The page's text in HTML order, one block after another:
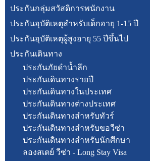
ประกันกลุ่มสวัสดิการพนักงาน
ประกันอุบัติเหตุสำหรับเด็กอายุ 1-15 ปี
ประกันอุบัติเหตุผู้สูงอายุ 55 ปีขึ้นไป
ประกันเดินทาง
ประกันภัยดำน้ำลึก
ประกันเดินทางรายปี
ประกันเดินทางในประเทศ
ประกันเดินทางต่างประเทศ
ประกันเดินทางสำหรับทัวร์
ประกันเดินทางสำหรับขอวีซ่า
ประกันเดินทางสำหรับนักศึกษา
ลองสเตย์ วีซ่า - Long Stay Visa